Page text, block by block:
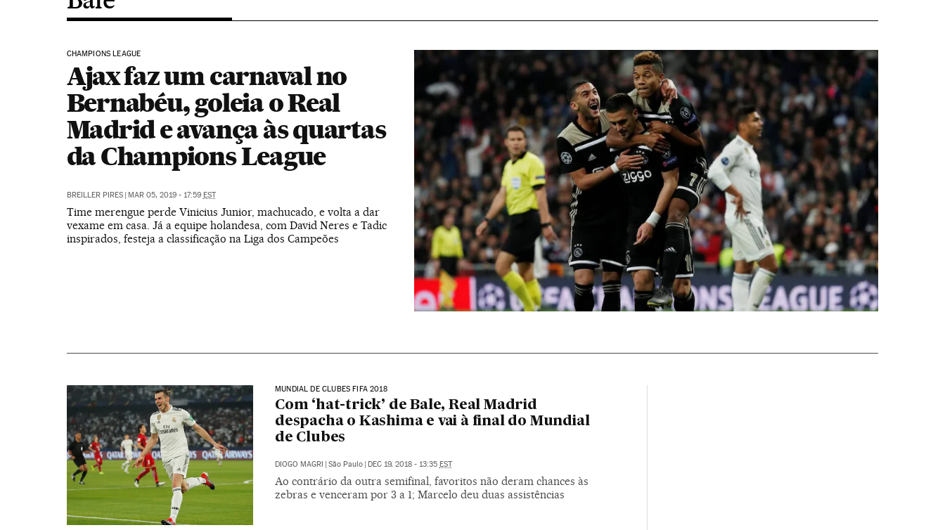
CHAMPIONS LEAGUE
Ajax faz um carnaval no
Bernabéu, goleia o Real
Madrid e avança às quartas
da Champions League
BREILLER PIRES | MAR 05, 2019 - 17:59 EST
Time merengue perde Vinicius Junior, machucado, e volta a dar
vexame em casa. Já a equipe holandesa, com David Neres e Tadic
inspirados, festeja a classificação na Liga dos Campeões
MUNDIAL DE CLUBES FIFA 2018
Com ‘hat-trick’ de Bale, Real Madrid
despacha o Kashima e vai à final do Mundial
de Clubes
DIOGO MAGRI | São Paulo | DEC 19, 2018 - 13:35 EST
Ao contrário da outra semifinal, favoritos não deram chances às
zebras e venceram por 3 a 1; Marcelo deu duas assistências